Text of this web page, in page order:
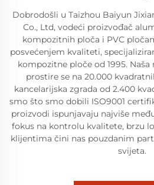
Dobrodošli u Taizhou Baiyun
Co., Ltd, vodeći proizvođač
kompozitnih ploča i PVC
posvećenjem kvaliteti,
kompozitne ploče od 1995.
prostire se na 20.000
kancelarijska zgrada od 2.400
smo što smo dobili ISO9001
proizvodi ispunjavaju najviše
fokus na kontrolu kvalitete, brzu
klijentima čini nas pouzdanim
svijeta.